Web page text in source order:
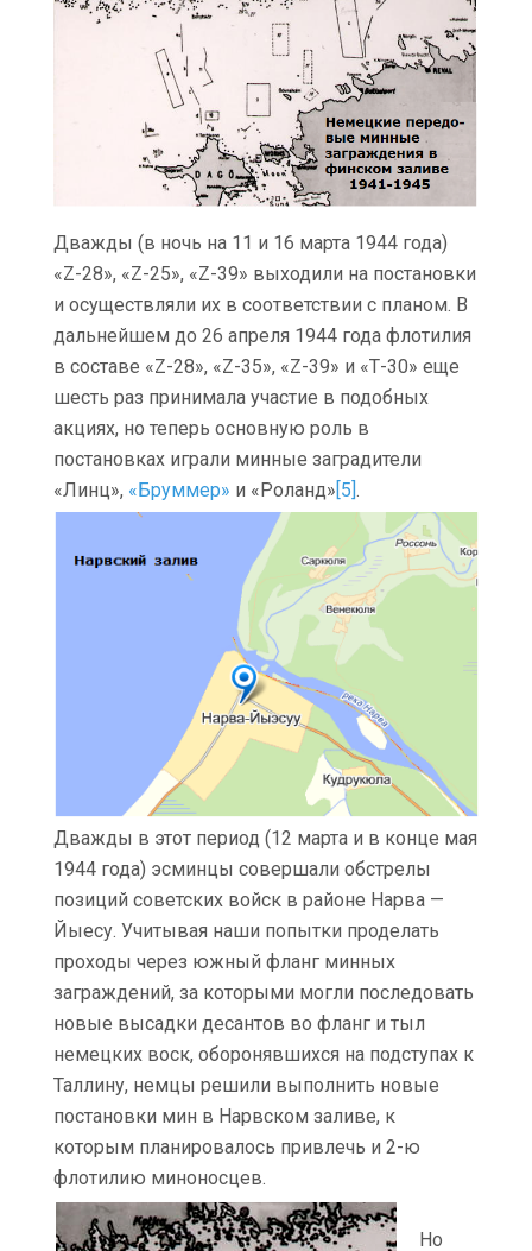
Дважды (в ночь на 11 и 16 марта 1944 года)
«Z-28», «Z-25», «Z-39» выходили на постановки
и осуществляли их в соответствии с планом. В
дальнейшем до 26 апреля 1944 года флотилия
в составе «Z-28», «Z-35», «Z-39» и «Т-30» еще
шесть раз принимала участие в подобных
акциях, но теперь основную роль в
постановках играли минные заградители
«Линц», «Бруммер» и «Роланд»[5].
Дважды в этот период (12 марта и в конце мая
1944 года) эсминцы совершали обстрелы
позиций советских войск в районе Нарва —
Йыесу. Учитывая наши попытки проделать
проходы через южный фланг минных
заграждений, за которыми могли последовать
новые высадки десантов во фланг и тыл
немецких воск, оборонявшихся на подступах к
Таллину, немцы решили выполнить новые
постановки мин в Нарвском заливе, к
которым планировалось привлечь и 2-ю
флотилию миноносцев.
Но